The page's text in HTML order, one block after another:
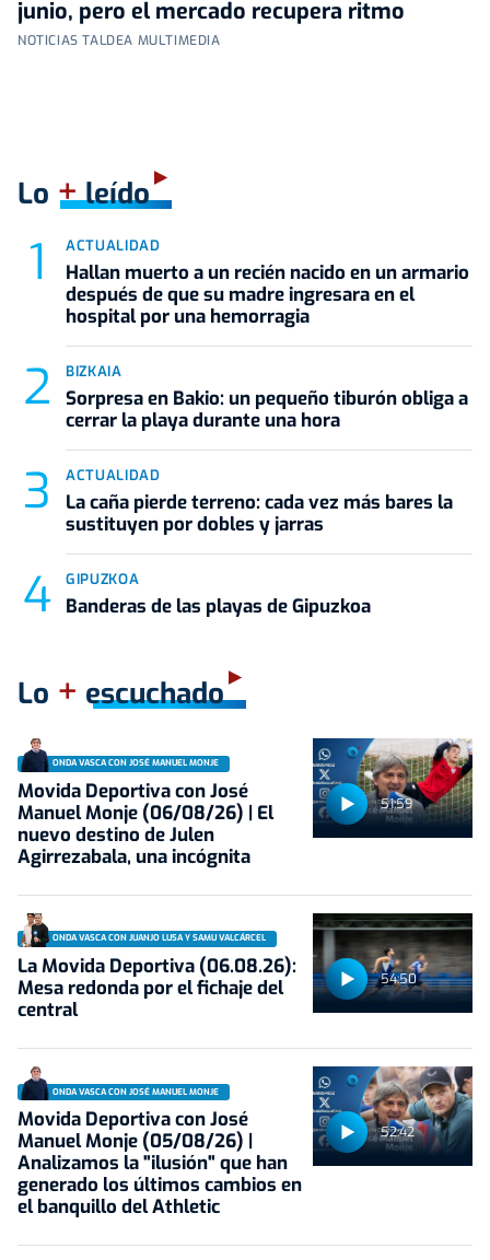
junio, pero el mercado recupera ritmo
NOTICIAS TALDEA MULTIMEDIA
Lo +leído
ACTUALIDAD
Hallan muerto a un recién nacido en un armario
después de que su madre ingresara en el
hospital por una hemorragia
BIZKAIA
Sorpresa en Bakio: un pequeño tiburón obliga a
cerrar la playa durante una hora
ACTUALIDAD
La caña pierde terreno: cada vez más bares la
sustituyen por dobles y jarras
GIPUZKOA
Banderas de las playas de Gipuzkoa
Lo + escuchado
51:59
ONDA VASCA CON JOSÉ MANUEL MONJE
Movida Deportiva con José
Manuel Monje (06/08/26) | El
nuevo destino de Julen
Agirrezabala, una incógnita
54:50
ONDA VASCA CON JUANJO LUSA Y SAMU VALCÁRCEL
La Movida Deportiva (06.08.26):
Mesa redonda por el fichaje del
central
52:42
ONDA VASCA CON JOSÉ MANUEL MONJE
Movida Deportiva con José
Manuel Monje (05/08/26) |
Analizamos la "ilusión" que han
generado los últimos cambios en
el banquillo del Athletic